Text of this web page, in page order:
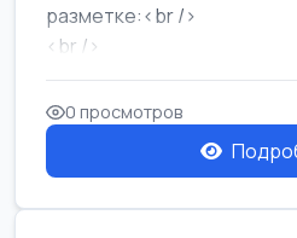
разметке:<br />
<br />
Работа в Нетании на
требу...
0 просмотров